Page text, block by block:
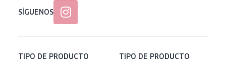
SÍGUENOS
TIPO DE PRODUCTO TIPO DE PRODUCTO